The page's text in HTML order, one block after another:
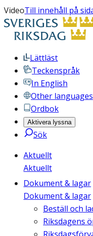
VideoTill innehåll på
Lättläst
Teckenspråk
In English
Other languages
Ordbok
Aktivera lyssna
Sök
Aktuellt
Aktuellt
Dokument & lagar
Dokument & lagar
Beställ och
Riksdagens